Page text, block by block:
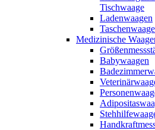
Tischwaage
Ladenwaagen
Medizinische
Babywaagen